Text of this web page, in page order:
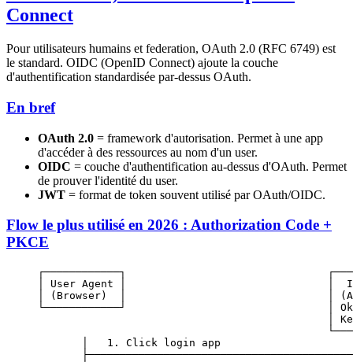
Connect
Pour utilisateurs humains et federation, OAuth 2.0 (RFC 6749) est
le standard. OIDC (OpenID Connect) ajoute la couche
d'authentification standardisée par-dessus OAuth.
En bref
OAuth 2.0 = framework d'autorisation. Permet à une app
d'accéder à des ressources au nom d'un user.
OIDC = couche d'authentification au-dessus d'OAuth. Permet
de prouver l'identité du user.
JWT = format de token souvent utilisé par OAuth/OIDC.
Flow le plus utilisé en 2026 : Authorization Code +
PKCE
┌────────────┐
│ User Agent │                                │
│ (Browser)  │                                │
└────────────┘                                │
│
│   1. Click login app